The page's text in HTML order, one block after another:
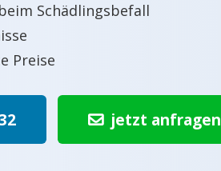
Schädlingsbefall
Preise
jetzt anfragen